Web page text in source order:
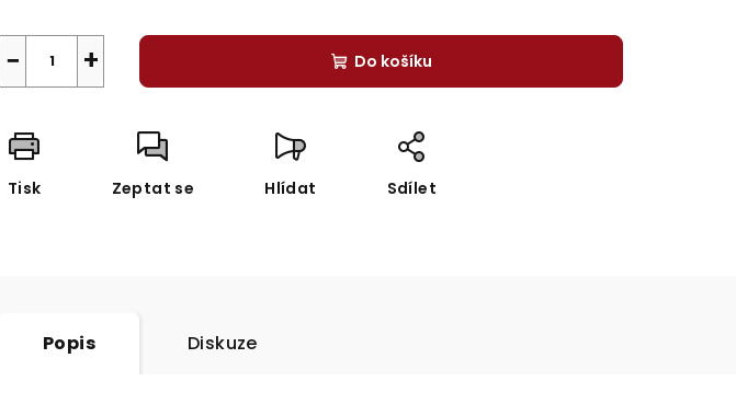
+
− Do košíku
Tisk Zeptat se Hlídat Sdílet
Popis Diskuze